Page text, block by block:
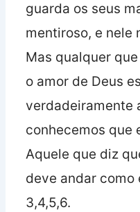
guarda os seus
mentiroso, e nele
Mas qualquer
o amor de Deus
verdadeiramente
conhecemos que
Aquele que diz
deve andar como
3,4,5,6.